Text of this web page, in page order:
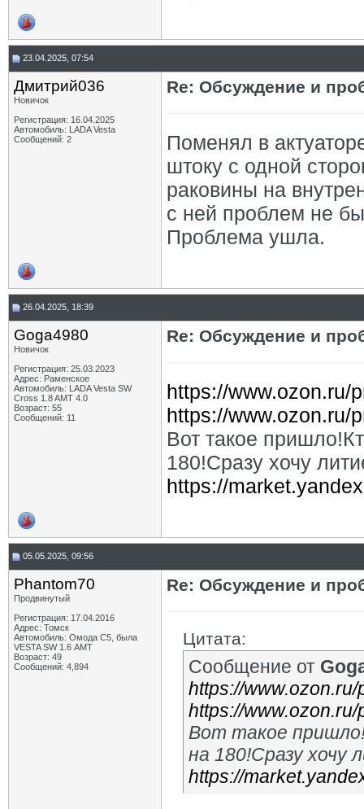
23.04.2025, 07:54
Дмитрий036
Новичок
Регистрация: 16.04.2025
Автомобиль: LADA Vesta
Сообщений: 2
Re: Обсуждение и
Поменял в
штоку с одной
раковины на
с ней проблем не
Проблема ушла.
26.04.2025, 18:39
Goga4980
Новичок
Регистрация: 25.03.2023
Адрес: Раменское
Автомобиль: LADA Vesta SW
Cross 1.8 AMT 4.0
Возраст: 55
Сообщений: 11
Re: Обсуждение и
https://www.ozon.ru/
https://www.ozon.ru/
Вот такое
180!Сразу хочу
https://
05.05.2025, 09:56
Phantom70
Продвинутый
Регистрация: 17.04.2016
Адрес: Томск
Автомобиль: Омода С5, была
VESTA SW 1.6 АМТ
Возраст: 49
Сообщений: 4,894
Re: Обсуждение и
Цитата:
Сообщение от
https://
https://
Вот такое
на 180!Сразу хочу
https://